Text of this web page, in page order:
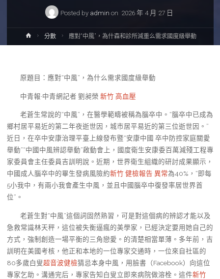
Posted by admin on 2026 年 4 月 27 日
Home分數 應對“中風”，為什森和診所減重么需求國度級舉動
原題目：應對“中風”，為什么需求國度級舉動
中青報·中青網記者 劉昶榮 新竹 高血壓
老蒼生常說的“中風”，在醫學範疇被稱為腦卒中。“腦卒中已成為
鄉村居平易近的第二年夜逝世因，城市居平易近的第三位逝世因。”
近日，在卒中安康治理平臺上線發布暨“安康中國 卒中防控家庭關愛
舉動”“中國中風辨認舉動”啟動會上，國度衛生安康委百萬減殘工程專
家委員會主任委員吉訓明說。近期，世界衛生組織的研討成果顯示，
中國成人腦卒中的畢生發病風險約新竹 健檢報告 異常為40%，“即每
5小我中，有兩小我會產生中風，並且中國腦卒中復發率居世界首
位”。
老蒼生對“中風”這個詞固然熟習，可是對這個病的辨認才能以及
急救常識林天秤，這位被失衡逼瘋的美學家，已經決定要用她自己的
方式，強制創造一場平衡的三角戀愛。的清楚相當單薄。多年前，吉
訓明在美國考核，他正和本地的一位專家交通時，一位來自社區的
80多歲白叟超音波健檢猜忌本身中風，用臉書（Facebook）向這位
專家乞助。溝通完后，專家告知白叟立即來病院做溶栓。這件新竹